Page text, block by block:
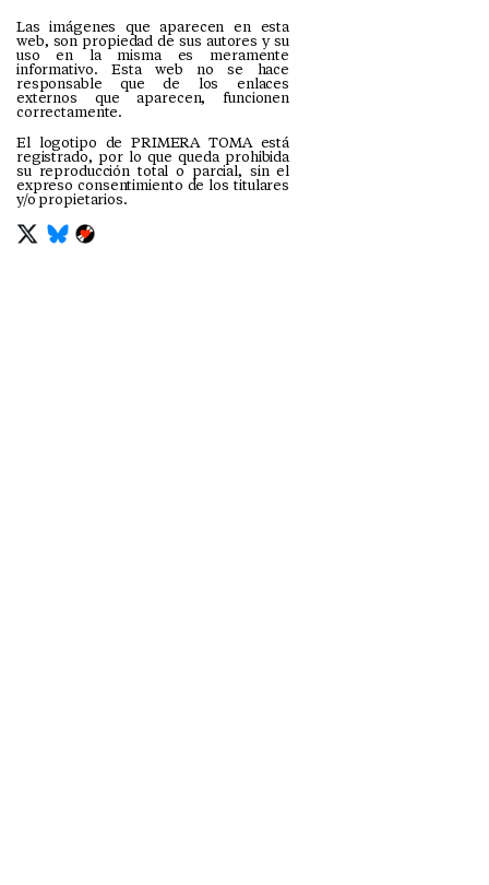
Las imágenes que aparecen en esta
web, son propiedad de sus autores y su
uso en la misma es meramente
informativo. Esta web no se hace
responsable que de los enlaces
externos que aparecen, funcionen
correctamente.
El logotipo de PRIMERA TOMA está
registrado, por lo que queda prohibida
su reproducción total o parcial, sin el
expreso consentimiento de los titulares
y/o propietarios.